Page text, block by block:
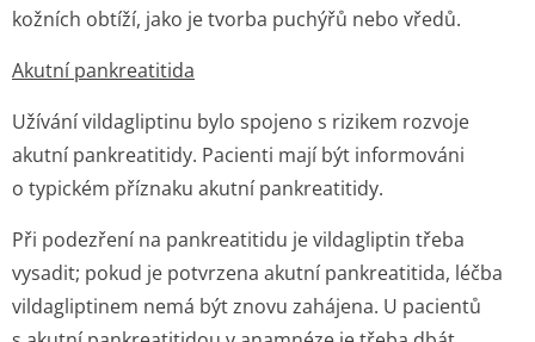
kožních obtíží, jako je tvorba puchýřů nebo vředů.
Akutní pankreatitida
Užívání vildagliptinu bylo spojeno s rizikem rozvoje
akutní pankreatitidy. Pacienti mají být informováni
o typickém příznaku akutní pankreatitidy.
Při podezření na pankreatitidu je vildagliptin třeba
vysadit; pokud je potvrzena akutní pankreatitida, léčba
vildagliptinem nemá být znovu zahájena. U pacientů